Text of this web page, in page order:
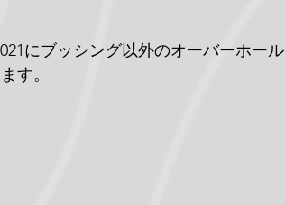
にブッシング以外のオーバーホール
す。